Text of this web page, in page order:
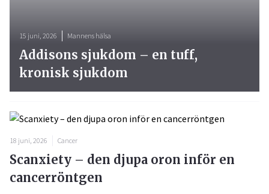
15 juni, 2026 Mannens hälsa
Addisons sjukdom – en tuff,
kronisk sjukdom
18 juni, 2026 Cancer
Scanxiety – den djupa oron inför en
cancerröntgen